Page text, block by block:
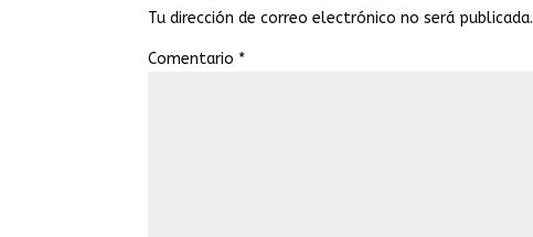
Tu dirección de correo electrónico no será publicada.
Comentario *